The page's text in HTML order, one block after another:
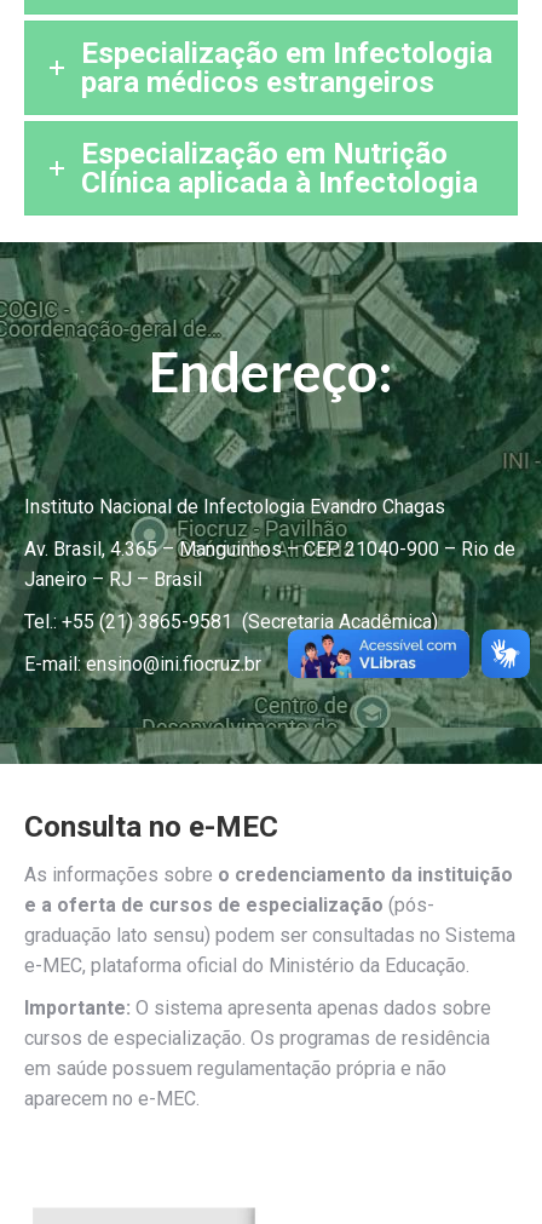
Especialização em Infectologia
para médicos estrangeiros
Especialização em Nutrição
Clínica aplicada à Infectologia
Endereço:
Instituto Nacional de Infectologia Evandro Chagas
Av. Brasil, 4.365 – Manguinhos – CEP 21040-900 – Rio de
Janeiro – RJ – Brasil
Tel.: +55 (21) 3865-9581 (Secretaria Acadêmica)
E-mail: ensino@ini.fiocruz.br
Consulta no e-MEC
As informações sobre o credenciamento da instituição
e a oferta de cursos de especialização (pós-
graduação lato sensu) podem ser consultadas no Sistema
e-MEC, plataforma oficial do Ministério da Educação.
Importante: O sistema apresenta apenas dados sobre
cursos de especialização. Os programas de residência
em saúde possuem regulamentação própria e não
aparecem no e-MEC.